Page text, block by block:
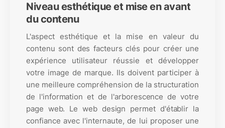
Niveau esthétique et mise en avant
du contenu
L'aspect esthétique et la mise en valeur du
contenu sont des facteurs clés pour créer une
expérience utilisateur réussie et développer
votre image de marque. Ils doivent participer à
une meilleure compréhension de la structuration
de l'information et de l'arborescence de votre
page web. Le web design permet d'établir la
confiance avec l'internaute, de lui proposer une